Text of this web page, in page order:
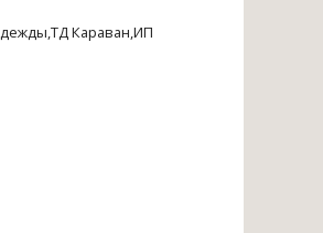
Караван,ИП